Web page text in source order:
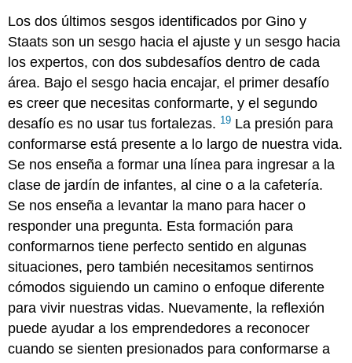
Los dos últimos sesgos identificados por Gino y
Staats son un sesgo hacia el ajuste y un sesgo hacia
los expertos, con dos subdesafíos dentro de cada
área. Bajo el sesgo hacia encajar, el primer desafío
es creer que necesitas conformarte, y el segundo
desafío es no usar tus fortalezas. 19 La presión para
conformarse está presente a lo largo de nuestra vida.
Se nos enseña a formar una línea para ingresar a la
clase de jardín de infantes, al cine o a la cafetería.
Se nos enseña a levantar la mano para hacer o
responder una pregunta. Esta formación para
conformarnos tiene perfecto sentido en algunas
situaciones, pero también necesitamos sentirnos
cómodos siguiendo un camino o enfoque diferente
para vivir nuestras vidas. Nuevamente, la reflexión
puede ayudar a los emprendedores a reconocer
cuando se sienten presionados para conformarse a